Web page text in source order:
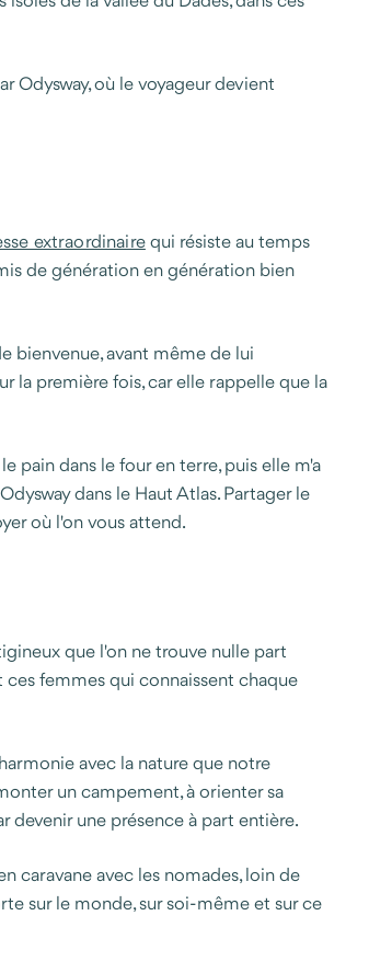
Odysway, où le voyageur devient
extraordinairequi résiste au temps
de génération en génération bien
bienvenue, avant même de lui
la première fois, car elle rappelle que la
pain dans le four en terre, puis elle m'a
dans le Haut Atlas. Partager le
où l'on vous attend.
que l'on ne trouve nulle part
femmes qui connaissent chaque
avec la nature que notre
un campement, à orienter sa
devenir une présence à part entière.
caravane avec les nomades, loin de
sur le monde, sur soi-même et sur ce